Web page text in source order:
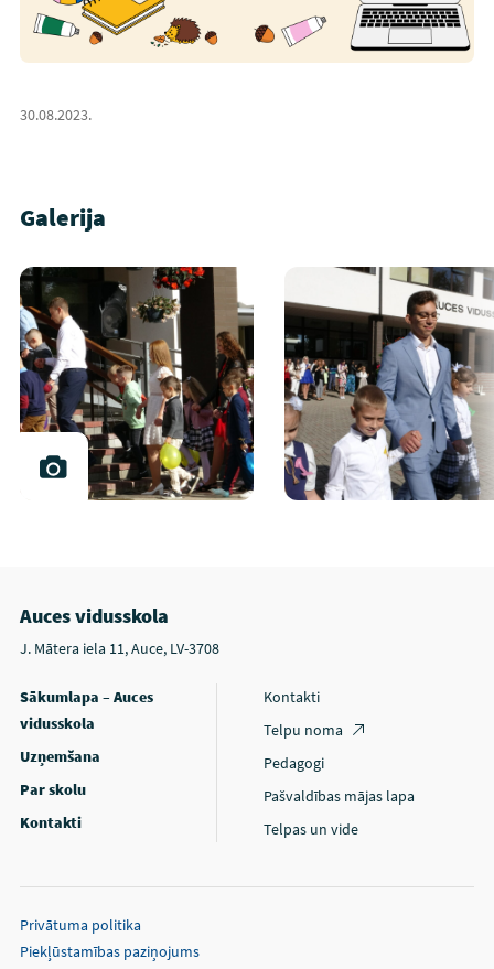
30.08.2023.
Galerija
Auces vidusskola
J. Mātera iela 11, Auce, LV-3708
Sākumlapa – Auces
vidusskola
Uzņemšana
Par skolu
Kontakti
Kontakti
Telpu noma
Pedagogi
Pašvaldības mājas lapa
Telpas un vide
Privātuma politika
Piekļūstamības paziņojums